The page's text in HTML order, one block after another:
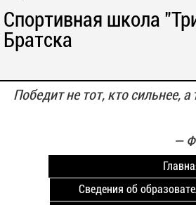
Спортивная школа
Братска
Победит не тот, кто сильнее, а
—
Сведения об